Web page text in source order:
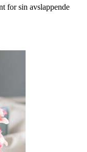
for sin avslappende